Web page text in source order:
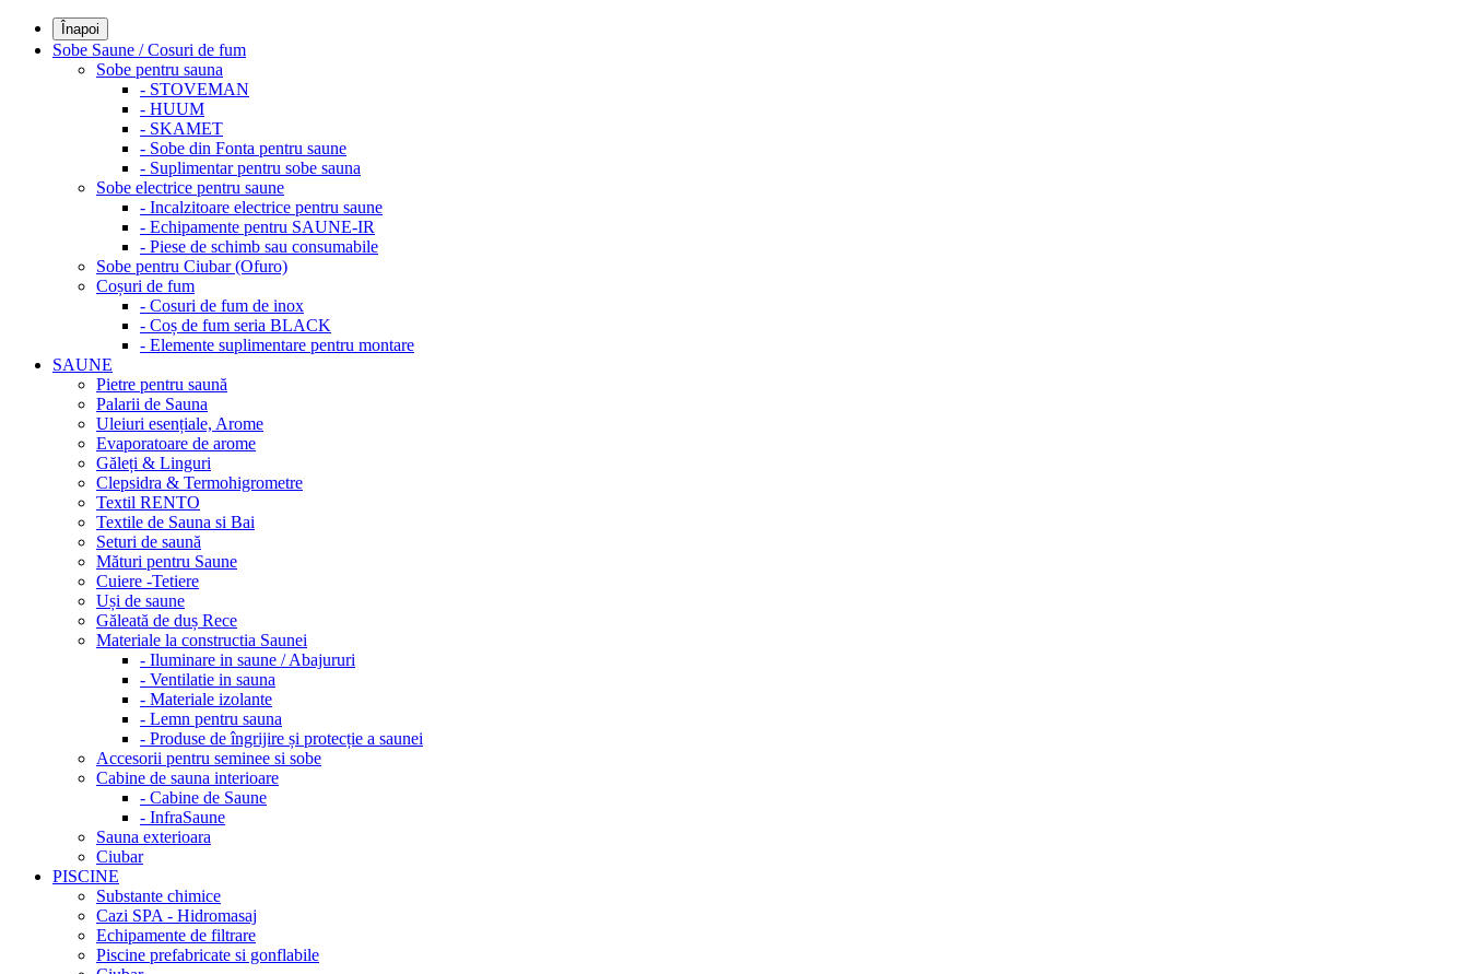
Înapoi
Sobe Saune / Cosuri de fum
Sobe pentru sauna
- STOVEMAN
- HUUM
- SKAMET
- Sobe din Fonta pentru saune
- Suplimentar pentru sobe sauna
Sobe electrice pentru saune
- Incalzitoare electrice pentru saune
- Echipamente pentru SAUNE-IR
- Piese de schimb sau consumabile
Sobe pentru Ciubar (Ofuro)
Coșuri de fum
- Cosuri de fum de inox
- Coș de fum seria BLACK
- Elemente suplimentare pentru montare
SAUNE
Pietre pentru saună
Palarii de Sauna
Uleiuri esențiale, Arome
Evaporatoare de arome
Găleți & Linguri
Clepsidra & Termohigrometre
Textil RENTO
Textile de Sauna si Bai
Seturi de saună
Mături pentru Saune
Cuiere -Tetiere
Uși de saune
Găleată de duș Rece
Materiale la constructia Saunei
- Iluminare in saune / Abajururi
- Ventilatie in sauna
- Materiale izolante
- Lemn pentru sauna
- Produse de îngrijire și protecție a saunei
Accesorii pentru seminee si sobe
Cabine de sauna interioare
- Cabine de Saune
- InfraSaune
Sauna exterioara
Ciubar
PISCINE
Substante chimice
Cazi SPA - Hidromasaj
Echipamente de filtrare
Piscine prefabricate si gonflabile